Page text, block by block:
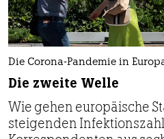
Die Corona-Pandemie in
Die zweite Welle
Wie gehen europäische
steigenden